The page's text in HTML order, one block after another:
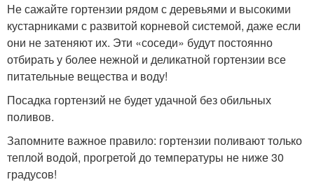
Не сажайте гортензии рядом с деревьями и высокими
кустарниками с развитой корневой системой, даже если
они не затеняют их. Эти «соседи» будут постоянно
отбирать у более нежной и деликатной гортензии все
питательные вещества и воду!
Посадка гортензий не будет удачной без обильных
поливов.
Запомните важное правило: гортензии поливают только
теплой водой, прогретой до температуры не ниже 30
градусов!